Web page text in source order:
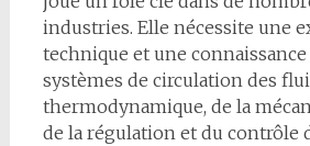
industries. Elle nécessite une
technique et une
systèmes de circulation des
thermodynamique, de la
de la régulation et du contrôle